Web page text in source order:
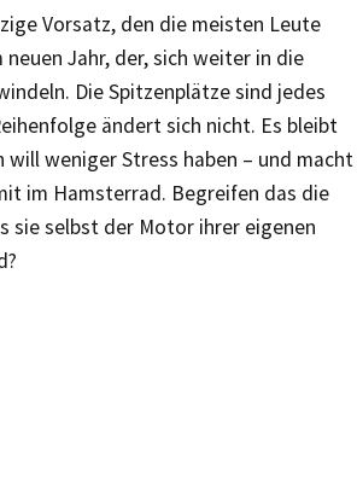
Vorsatz, den die meisten Leute
Jahr, der, sich weiter in die
Die Spitzenplätze sind jedes
ändert sich nicht. Es bleibt
will weniger Stress haben – und macht
im Hamsterrad. Begreifen das die
sie selbst der Motor ihrer eigenen